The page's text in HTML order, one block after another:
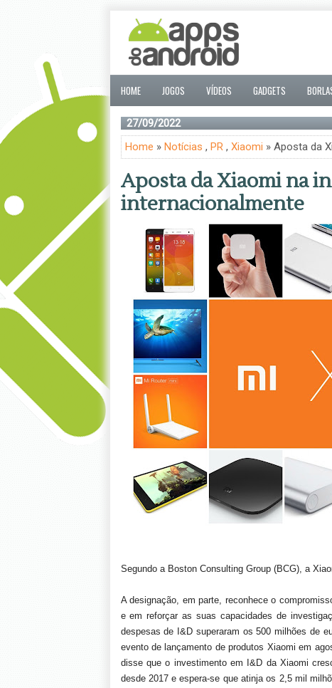
HOME JOGOS VÍDEOS GADGETS
27/09/2022
Home » Notícias , PR, Xiaomi » Aposta da
Aposta da Xiaomi na
internacionalmente
Segundo a Boston Consulting Group (BCG), a
A designação, em parte, reconhece o
e em reforçar as suas capacidades de
despesas de I&D superaram os 500 milhões de
evento de lançamento de produtos Xiaomi em
disse que o investimento em I&D da Xiaomi
desde 2017 e espera-se que atinja os 2,5 mil